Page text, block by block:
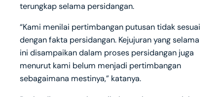
terungkap selama persidangan.
“Kami menilai pertimbangan putusan tidak sesuai
dengan fakta persidangan. Kejujuran yang selama
ini disampaikan dalam proses persidangan juga
menurut kami belum menjadi pertimbangan
sebagaimana mestinya,” katanya.